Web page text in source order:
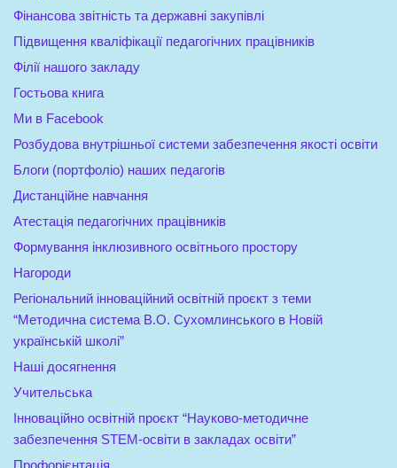
Фінансова звітність та державні закупівлі
Підвищення кваліфікації педагогічних працівників
Філії нашого закладу
Гостьова книга
Ми в Facebook
Розбудова внутрішньої системи забезпечення якості освіти
Блоги (портфоліо) наших педагогів
Дистанційне навчання
Атестація педагогічних працівників
Формування інклюзивного освітнього простору
Нагороди
Регіональний інноваційний освітній проєкт з теми
“Методична система В.О. Сухомлинського в Новій
українській школі”
Наші досягнення
Учительська
Інноваційно освітній проєкт “Науково-методичне
забезпечення STEM-освіти в закладах освіти”
Профорієнтація